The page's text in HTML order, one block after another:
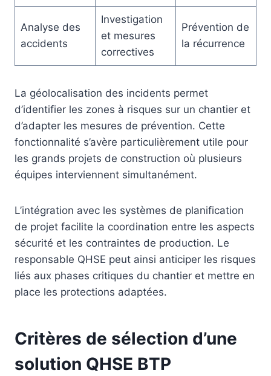
Analyse des
accidents
Investigation
et mesures
correctives
Prévention de
la récurrence
La géolocalisation des incidents permet
d’identifier les zones à risques sur un chantier et
d’adapter les mesures de prévention. Cette
fonctionnalité s’avère particulièrement utile pour
les grands projets de construction où plusieurs
équipes interviennent simultanément.
L’intégration avec les systèmes de planification
de projet facilite la coordination entre les aspects
sécurité et les contraintes de production. Le
responsable QHSE peut ainsi anticiper les risques
liés aux phases critiques du chantier et mettre en
place les protections adaptées.
Critères de sélection d’une
solution QHSE BTP